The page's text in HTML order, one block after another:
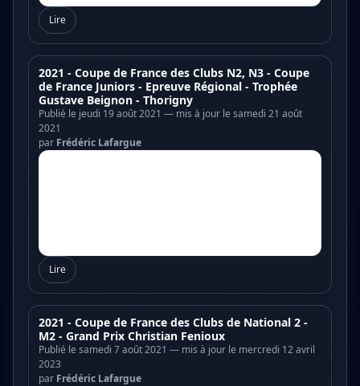
Lire
2021 - Coupe de France des Clubs N2, N3 - Coupe
de France Juniors - Epreuve Régional - Trophée
Gustave Beignon - Thorigny
Publié le jeudi 19 août 2021 — mis à jour le samedi 21 août
2021
par Frédéric Lafargue
Lire
2021 - Coupe de France des Clubs de National 2 -
M2 - Grand Prix Christian Fenioux
Publié le samedi 7 août 2021 — mis à jour le mercredi 12 avril
2023
par Frédéric Lafargue